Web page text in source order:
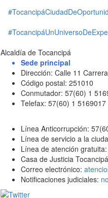
Alcaldía de Tocancipá
Sede principal
Dirección: Calle 11
Código postal: 251010
Conmutador: 57(60) 1
Telefax: 57(60) 1 5169017
Línea Anticorrupción:
Línea de servicio a la
Línea de atención
Casa de Justicia
Correo electrónico:
Notificaciones judiciales: